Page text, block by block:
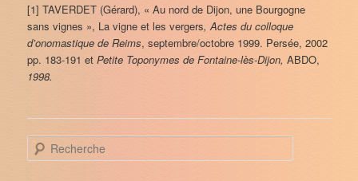
[1] TAVERDET (Gérard), « Au nord de Dijon, une Bourgogne
sans vignes », La vigne et les vergers, Actes du colloque
d’onomastique de Reims, septembre/octobre 1999. Persée, 2002
pp. 183-191 etPetite Toponymes de Fontaine-lès-Dijon,ABDO,
1998.
e